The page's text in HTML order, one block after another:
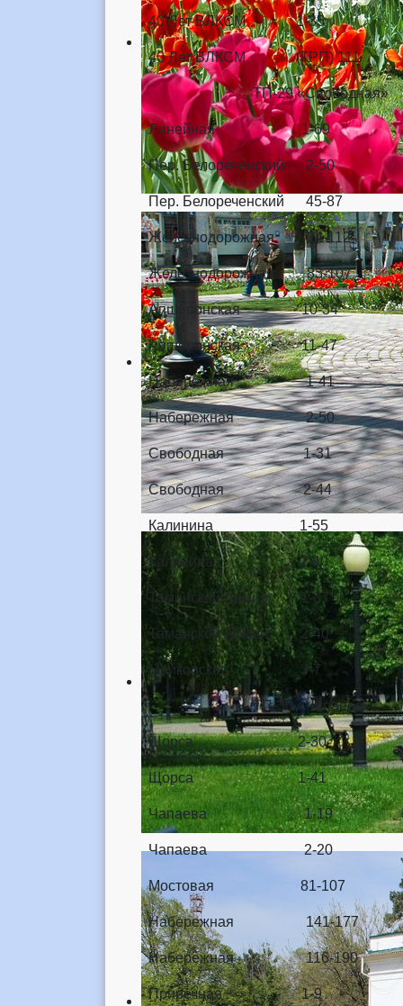
40 Лет ВЛКСМ 1-35
40 Лет ВЛКСМ (ГРП) 111
ТП-29
Линейная 1-69
Пер. Белореченский 2-50
Пер. Белореченский 45-87
Железнодорожная 24-112
Железнодорожная 83-107
Апшеронская 10-34
Апшеронская 11-47
Набережная 1-41
Набережная 2-50
Свободная 1-31
Свободная 2-44
Калинина 1-55
Калинина 2-40
Таманской Армии 1-37
Таманской Армии 2-40
Майкопская 3-7
ТП-30
Щорса 2-30
Щорса 1-41
Чапаева 1-19
Чапаева 2-20
Мостовая 81-107
Набережная 141-177
Набережная 116-190
Приречная 1-9